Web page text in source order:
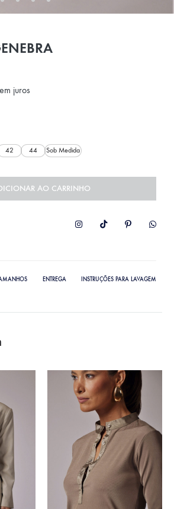
juros
42 44 Sob Medida
AO CARRINHO
ENTREGA INSTRUÇÕES PARA LAVAGEM